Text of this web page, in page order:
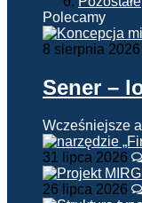
Polecamy
8 sierpnia 2026
Sener –
Wcześniejsze
31 lipca 2026
26 lipca 2026